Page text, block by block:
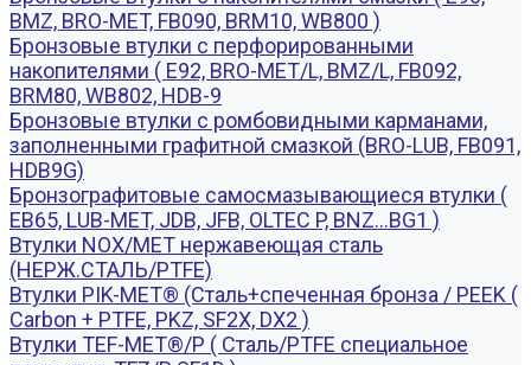
BMZ, BRO-MET, FB090, BRM10, WB800 )
Бронзовые втулки с перфорированными
накопителями ( E92, BRO-MET/L, BMZ/L, FB092,
BRM80, WB802, HDB-9
Бронзовые втулки с ромбовидными карманами,
заполненными графитной смазкой (BRO-LUB, FB091,
HDB9G)
Бронзографитовые самосмазывающиеся втулки (
EB65, LUB-MET, JDB, JFB, OLTEC P, BNZ...BG1 )
Втулки NOX/MET нержавеющая сталь
(НЕРЖ.СТАЛЬ/PTFE)
Втулки PIK-MET® (Сталь+спеченная бронза / PEEK (
Carbon + PTFE, PKZ, SF2X, DX2 )
Втулки TEF-MET®/P ( Сталь/PTFE специальное